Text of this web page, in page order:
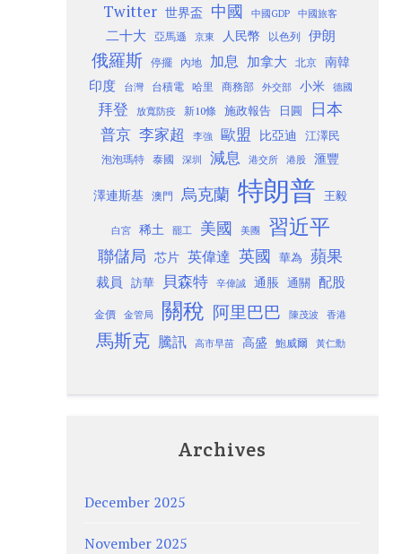
Twitter 世界盃 中國 中國GDP 中國旅客
二十大 亞馬遜 京東 人民幣 以色列 伊朗
俄羅斯 停擺 內地 加息 加拿大 北京
南韓
印度
台灣 台積電 哈里 商務部 外交部 小米 德國
拜登 放寬防疫 新10條 施政報告 日圓 日本
普京 李家超 李強 歐盟 比亞迪 江澤民
泡泡瑪特 泰國 深圳 減息 港交所 港股 滙豐
澤連斯基 澳門 烏克蘭 特朗普 王毅
白宮 稀土 罷工 美國 美團 習近平
聯儲局 芯片 英偉達 英國 華為 蘋果
裁員 訪華 貝森特 辛偉誠 通脹 通關 配股
金價 金管局 關稅 阿里巴巴 陳茂波 香港
馬斯克 騰訊 高市早苗 高盛 鮑威爾 黃仁勳
Archives
December 2025
November 2025